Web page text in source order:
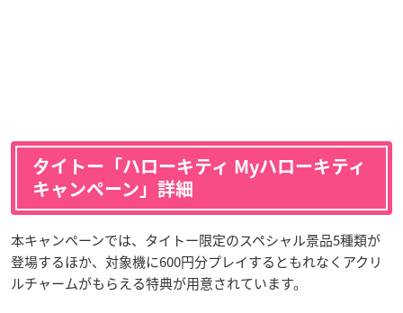
タイトー「ハローキティ Myハローキティ
キャンペーン」詳細
本キャンペーンでは、タイトー限定のスペシャル景品5種類が
登場するほか、対象機に600円分プレイするともれなくアクリ
ルチャームがもらえる特典が用意されています。